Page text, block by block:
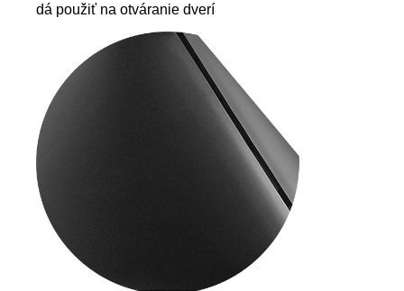
dá použiť na otváranie dverí